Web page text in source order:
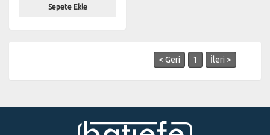
Sepete Ekle
< Geri 1 İleri >